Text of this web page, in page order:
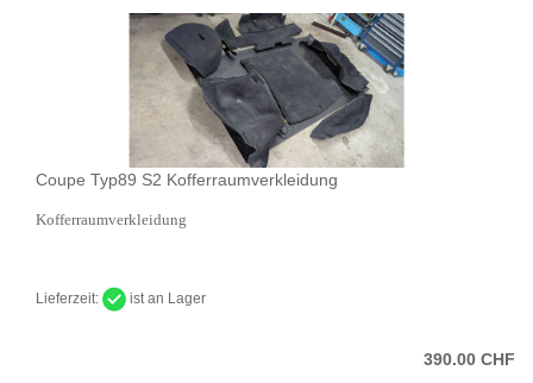
Coupe Typ89 S2 Kofferraumverkleidung
Kofferraumverkleidung
Lieferzeit: ist an Lager
390.00 CHF